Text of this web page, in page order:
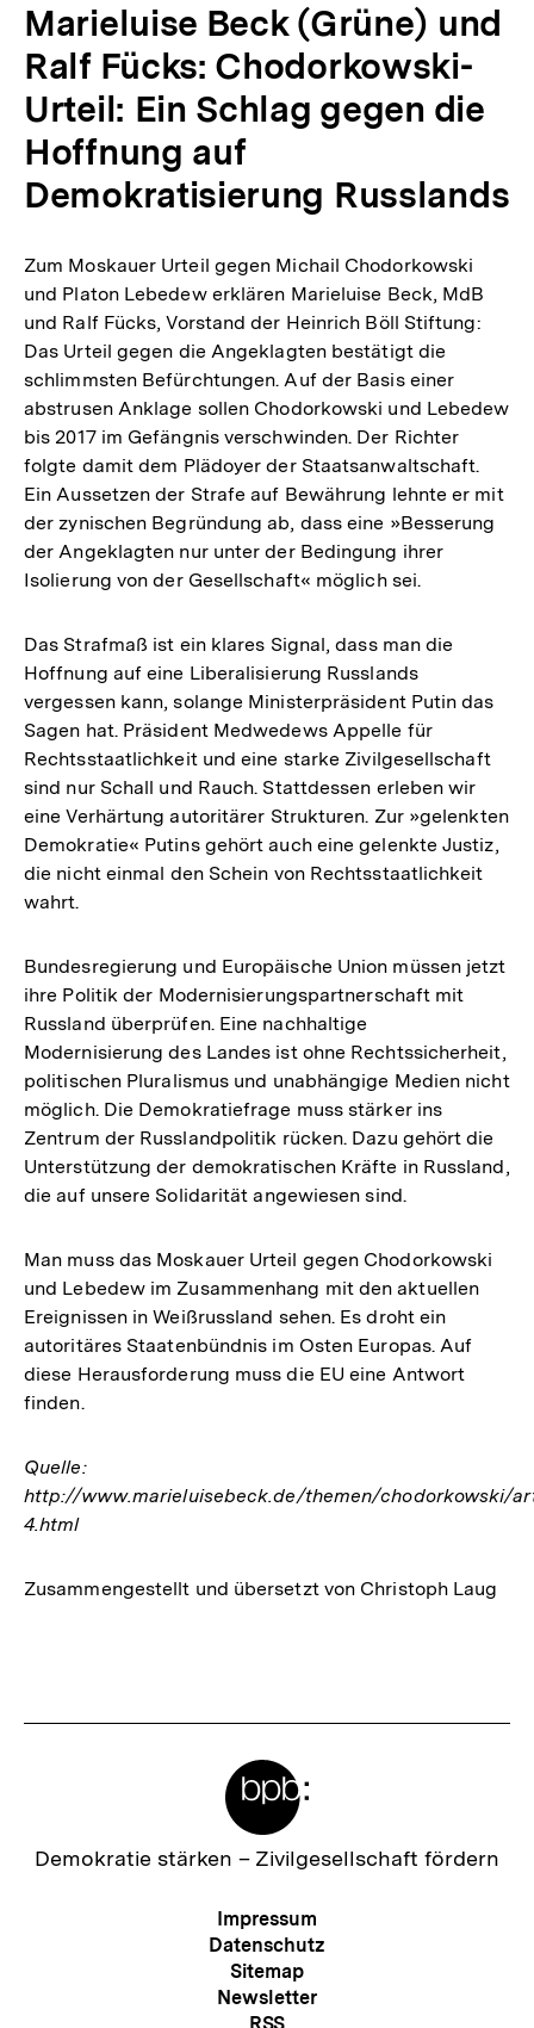
Marieluise Beck (Grüne) und
Ralf Fücks: Chodorkowski-
Urteil: Ein Schlag gegen die
Hoffnung auf
Demokratisierung Russlands
Zum Moskauer Urteil gegen Michail Chodorkowski
und Platon Lebedew erklären Marieluise Beck, MdB
und Ralf Fücks, Vorstand der Heinrich Böll Stiftung:
Das Urteil gegen die Angeklagten bestätigt die
schlimmsten Befürchtungen. Auf der Basis einer
abstrusen Anklage sollen Chodorkowski und Lebedew
bis 2017 im Gefängnis verschwinden. Der Richter
folgte damit dem Plädoyer der Staatsanwaltschaft.
Ein Aussetzen der Strafe auf Bewährung lehnte er mit
der zynischen Begründung ab, dass eine »Besserung
der Angeklagten nur unter der Bedingung ihrer
Isolierung von der Gesellschaft« möglich sei.
Das Strafmaß ist ein klares Signal, dass man die
Hoffnung auf eine Liberalisierung Russlands
vergessen kann, solange Ministerpräsident Putin das
Sagen hat. Präsident Medwedews Appelle für
Rechtsstaatlichkeit und eine starke Zivilgesellschaft
sind nur Schall und Rauch. Stattdessen erleben wir
eine Verhärtung autoritärer Strukturen. Zur »gelenkten
Demokratie« Putins gehört auch eine gelenkte Justiz,
die nicht einmal den Schein von Rechtsstaatlichkeit
wahrt.
Bundesregierung und Europäische Union müssen jetzt
ihre Politik der Modernisierungs­partnerschaft mit
Russland überprüfen. Eine nachhaltige
Modernisierung des Landes ist ohne Rechtssicherheit,
politischen Pluralismus und unabhängige Medien nicht
möglich. Die Demokratiefrage muss stärker ins
Zentrum der Russlandpolitik rücken. Dazu gehört die
Unterstützung der demokratischen Kräfte in Russland,
die auf unsere Solidarität angewiesen sind.
Man muss das Moskauer Urteil gegen Chodorkowski
und Lebedew im Zusammenhang mit den aktuellen
Ereignissen in Weißrussland sehen. Es droht ein
autoritäres Staatenbündnis im Osten Europas. Auf
diese Herausforderung muss die EU eine Antwort
finden.
Quelle:
http://www.marieluisebeck.de/themen/chodorkowski/
4.html
Zusammengestellt und übersetzt von Christoph Laug
Zur
Demokratie stärken – Zivilgesellschaft fördern
Meta-
Navigation
Impressum
Datenschutz
Sitemap
Newsletter
RSS